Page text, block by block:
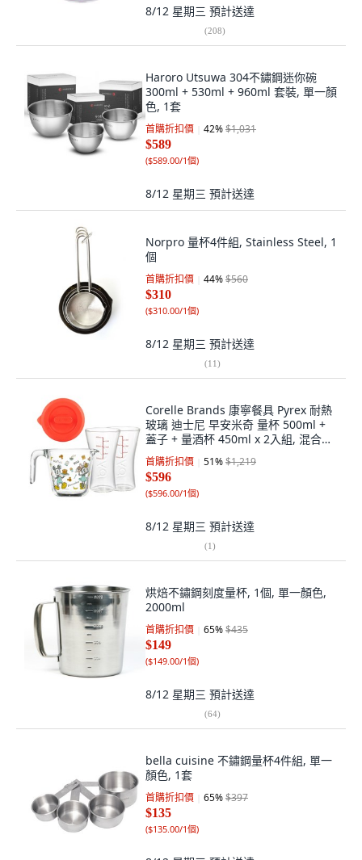
8/12 星期三 預計送達
(208)
Haroro Utsuwa 304不鏽鋼迷你碗
300ml + 530ml + 960ml 套裝, 單一顏
色, 1套
首購折扣價 42%$1,031
$589
($589.00/1個)
8/12 星期三 預計送達
Norpro 量杯4件組, Stainless Steel, 1
個
首購折扣價 44%$560
$310
($310.00/1個)
8/12 星期三 預計送達
(11)
Corelle Brands 康寧餐具 Pyrex 耐熱
玻璃 迪士尼 早安米奇 量杯 500ml +
蓋子 + 量酒杯 450ml x 2入組, 混合顏
色, 1套
首購折扣價 51%$1,219
$596
($596.00/1個)
8/12 星期三 預計送達
(1)
烘焙不鏽鋼刻度量杯, 1個, 單一顏色,
2000ml
首購折扣價 65%$435
$149
($149.00/1個)
8/12 星期三 預計送達
(64)
bella cuisine 不鏽鋼量杯4件組, 單一
顏色, 1套
首購折扣價 65%$397
$135
($135.00/1個)